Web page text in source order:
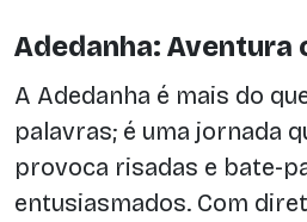
Adedanha: Aventura
A Adedanha é mais do
palavras; é uma jornada
provoca risadas e bate-
entusiasmados. Com